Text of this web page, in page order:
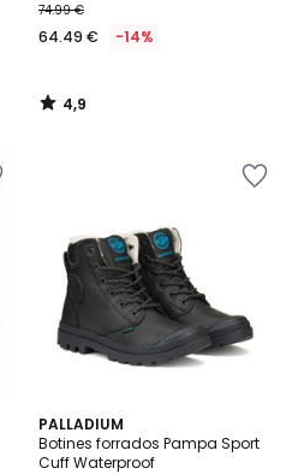
74.99 €
64.49 € -14%
4,9
/
PALLADIUM
Botines forrados Pampa Sport
Cuff Waterproof
5
/
5